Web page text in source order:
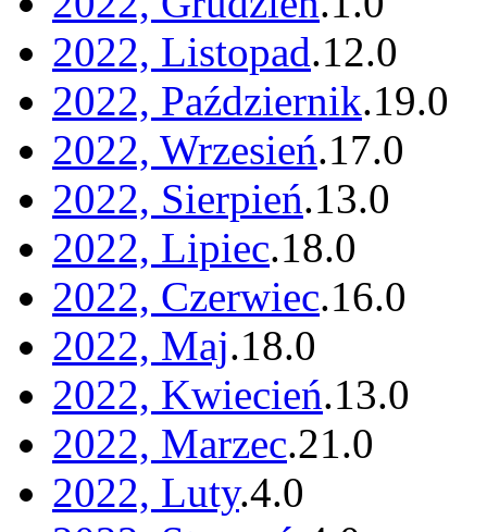
2022, Listopad.12.0
2022, Październik.19.0
2022, Wrzesień.17.0
2022, Sierpień.13.0
2022, Lipiec.18.0
2022, Czerwiec.16.0
2022, Maj.18.0
2022, Kwiecień.13.0
2022, Marzec.21.0
2022, Luty.4.0